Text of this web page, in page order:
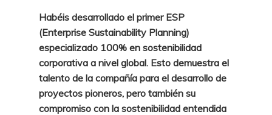
Habéis desarrollado el primer ESP
(Enterprise Sustainability Planning)
especializado 100% en sostenibilidad
corporativa a nivel global. Esto demuestra el
talento de la compañía para el desarrollo de
proyectos pioneros, pero también su
compromiso con la sostenibilidad entendida